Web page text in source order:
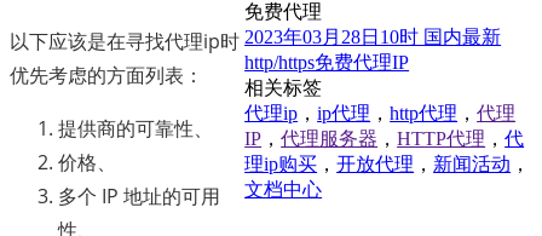
以下应该是在寻找代理ip时
优先考虑的方面列表：
提供商的可靠性、
价格、
多个 IP 地址的可用
性、
免费代理
2023年03月28日10时 国内最新
http/https免费代理IP
相关标签
代理ip ，ip代理 ，http代理 ，代理
IP ，代理服务器 ，HTTP代理 ，代
理ip购买 ，开放代理 ， 新闻活动 ，
文档中心